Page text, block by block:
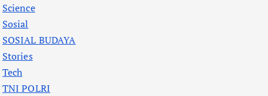
Science
Sosial
SOSIAL BUDAYA
Stories
Tech
TNI POLRI